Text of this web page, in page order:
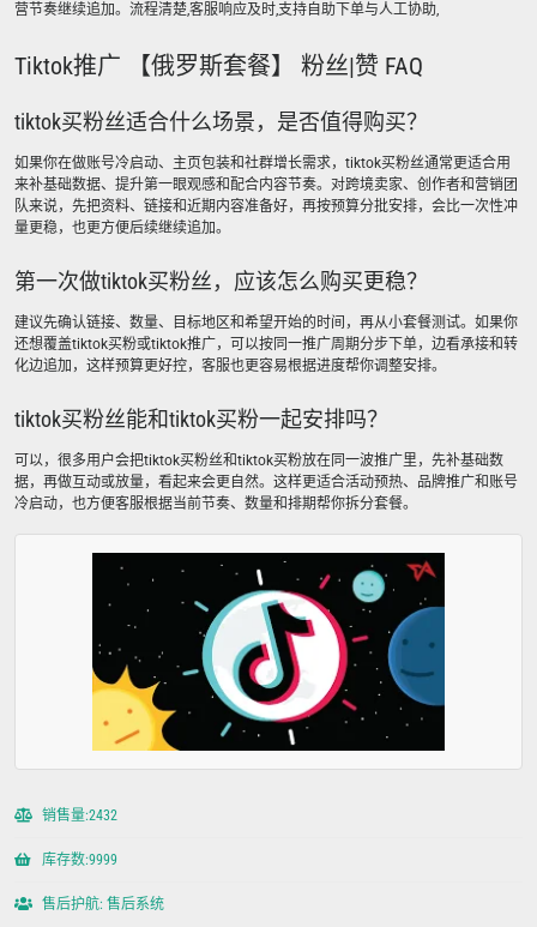
营节奏继续追加。流程清楚,客服响应及时,支持自助下单与人工协助,
Tiktok推广 【俄罗斯套餐】 粉丝|赞 FAQ
tiktok买粉丝适合什么场景，是否值得购买？
如果你在做账号冷启动、主页包装和社群增长需求，tiktok买粉丝通常更适合用
来补基础数据、提升第一眼观感和配合内容节奏。对跨境卖家、创作者和营销团
队来说，先把资料、链接和近期内容准备好，再按预算分批安排，会比一次性冲
量更稳，也更方便后续继续追加。
第一次做tiktok买粉丝，应该怎么购买更稳？
建议先确认链接、数量、目标地区和希望开始的时间，再从小套餐测试。如果你
还想覆盖tiktok买粉或tiktok推广，可以按同一推广周期分步下单，边看承接和转
化边追加，这样预算更好控，客服也更容易根据进度帮你调整安排。
tiktok买粉丝能和tiktok买粉一起安排吗？
可以，很多用户会把tiktok买粉丝和tiktok买粉放在同一波推广里，先补基础数
据，再做互动或放量，看起来会更自然。这样更适合活动预热、品牌推广和账号
冷启动，也方便客服根据当前节奏、数量和排期帮你拆分套餐。
销售量:2432
库存数:9999
售后护航: 售后系统